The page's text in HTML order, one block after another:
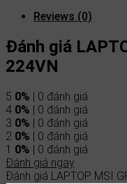
Reviews (0)
Đánh giá
224VN
5 0% | 0 đánh giá
4 0% | 0 đánh giá
3 0% | 0 đánh giá
2 0% | 0 đánh giá
1 0% | 0 đánh giá
Đánh giá ngay
Đánh giá LAPTOP MSI